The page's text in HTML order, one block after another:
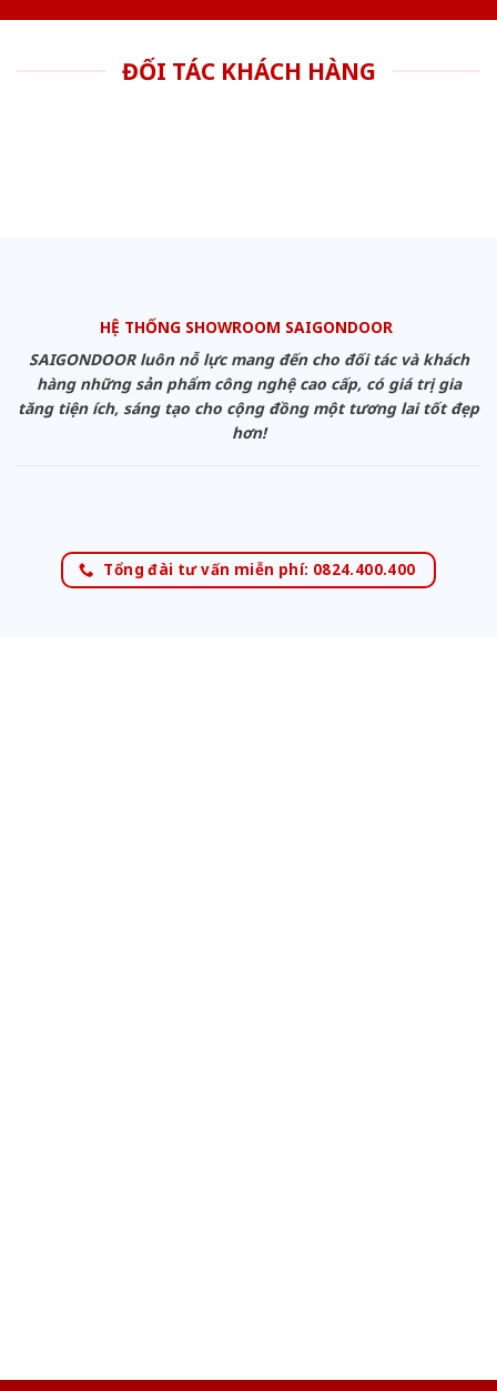
ĐỐI TÁC KHÁCH HÀNG
HỆ THỐNG SHOWROOM SAIGONDOOR
SAIGONDOOR luôn nỗ lực mang đến cho đối tác và khách
hàng những sản phẩm công nghệ cao cấp, có giá trị gia
tăng tiện ích, sáng tạo cho cộng đồng một tương lai tốt đẹp
hơn!
Tổng đài tư vấn miễn phí: 0824.400.400